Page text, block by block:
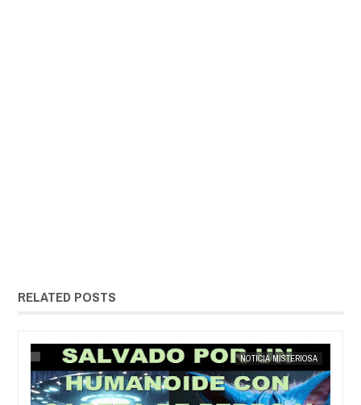
RELATED POSTS
MAY 25,
NOTICIA MISTERIOSA
EXTRANOTIX MISTERIO